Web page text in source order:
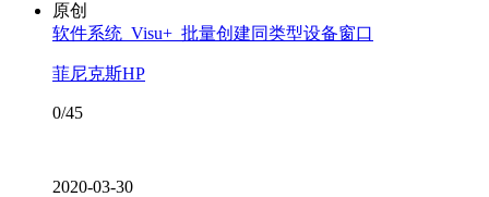
原创
软件系统_Visu+_批量创建同类型设备窗口
菲尼克斯HP
0/45
2020-03-30